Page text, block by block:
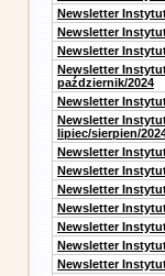
Newsletter
Newsletter
Newsletter
Newsletter
październik/2024
Newsletter
Newsletter
lipiec/sierpien/
Newsletter
Newsletter
Newsletter
Newsletter
Newsletter
Newsletter
Newsletter